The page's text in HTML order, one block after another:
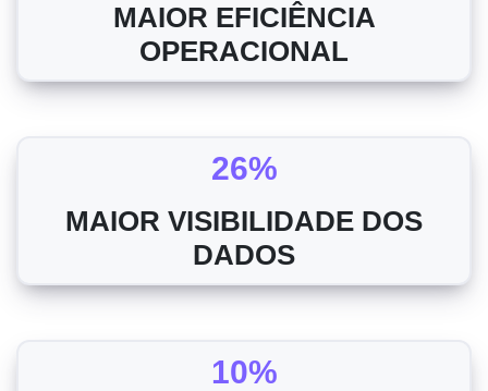
MAIOR EFICIÊNCIA
OPERACIONAL
26%
MAIOR VISIBILIDADE DOS
DADOS
10%